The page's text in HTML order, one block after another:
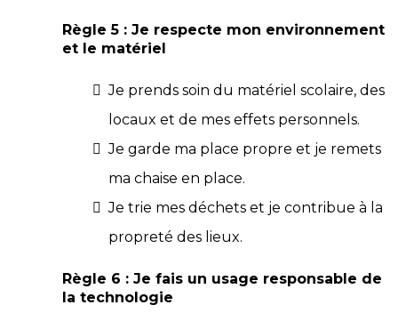
Règle 5 : Je respecte mon environnement
et le matériel
Je prends soin du matériel scolaire, des
locaux et de mes effets personnels.
Je garde ma place propre et je remets
ma chaise en place.
Je trie mes déchets et je contribue à la
propreté des lieux.
Règle 6 : Je fais un usage responsable de
la technologie